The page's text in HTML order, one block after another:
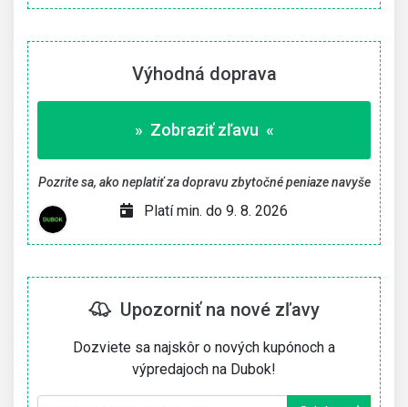
Výhodná doprava
» Zobraziť zľavu «
Pozrite sa, ako neplatiť za dopravu zbytočné peniaze navyše
Platí min. do 9. 8. 2026
Upozorniť na nové zľavy
Dozviete sa najskôr o nových kupónoch a
výpredajoch na Dubok!